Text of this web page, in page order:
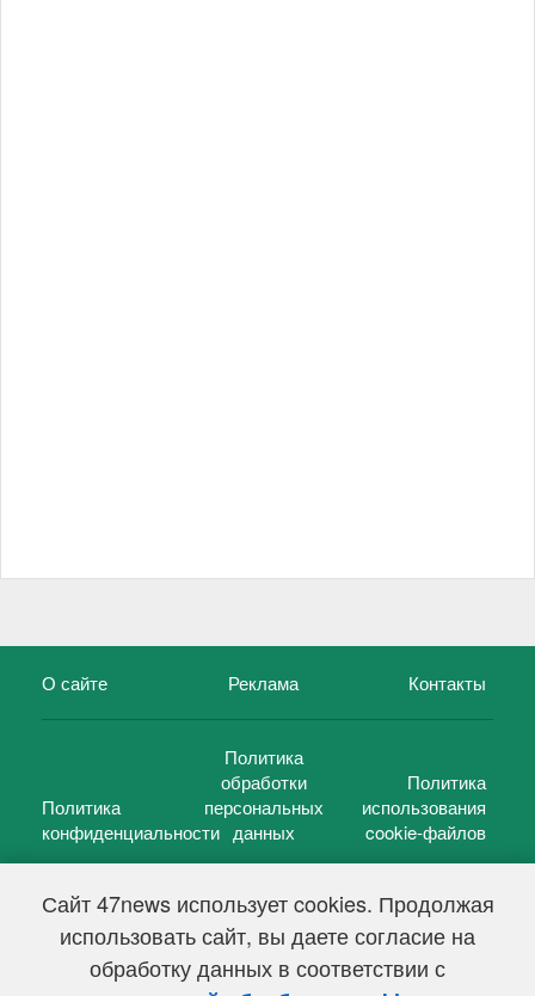
Сайт 47news использует cookies. Продолжая
использовать сайт, вы даете согласие на
обработку данных в соответствии с
О сайте Реклама Контакты
Политика
конфиденциальности
Политика
обработки
персональных
данных
Политика
использования
cookie-файлов
47 новостей (47 news)2005 — 2026 г.
Свидетельство о регистрации СМИ Эл № ФС 77-39848, выдано
Федеральной службой по надзору в сфере связи,